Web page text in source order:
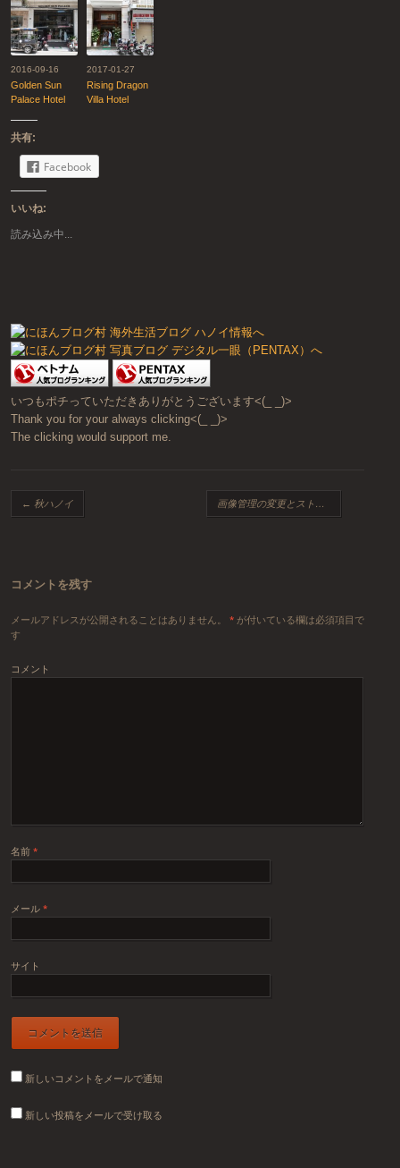
2016-09-16
Golden Sun
Palace Hotel
2017-01-27
Rising Dragon
Villa Hotel
共有:
Facebook
いいね:
読み込み中...
いつもポチっていただきありがとうございます<(_ _)>
Thank you for your always clicking<(_ _)>
The clicking would support me.
投稿ナビゲーション
← 秋ハノイ
コメントを残す
メールアドレスが公開されることはありません。 *が付いている欄は必須項目で
す
コメント
名前 *
メール *
サイト
新しいコメントをメールで通知
新しい投稿をメールで受け取る